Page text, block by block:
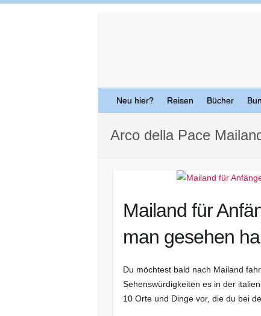
Neu hier? Reisen Bücher
Arco della Pace
Mailand für
man gesehen
Du möchtest bald nach Mailand
Sehenswürdigkeiten es in der
10 Orte und Dinge vor, die du bei